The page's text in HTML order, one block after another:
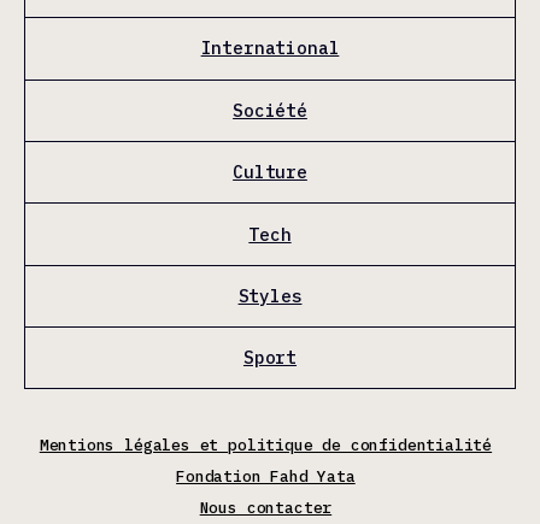
International
Société
Culture
Tech
Styles
Sport
Mentions légales et politique de confidentialité
Fondation Fahd Yata
Nous contacter